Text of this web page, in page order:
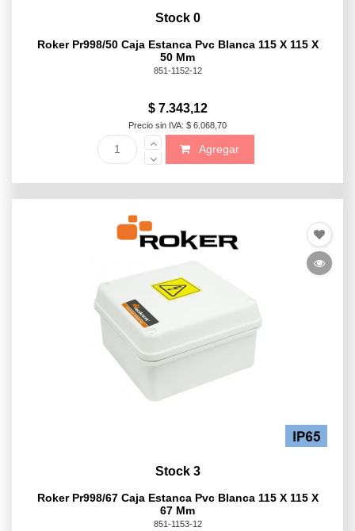
Stock 0
Roker Pr998/50 Caja Estanca Pvc Blanca 115 X 115 X
50 Mm
851-1152-12
$ 7.343,12
Precio sin IVA: $ 6.068,70
Agregar
Stock 3
Roker Pr998/67 Caja Estanca Pvc Blanca 115 X 115 X
67 Mm
851-1153-12